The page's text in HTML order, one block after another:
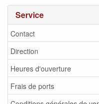
Service
Contact
Direction
Heures d'ouverture
Frais de ports